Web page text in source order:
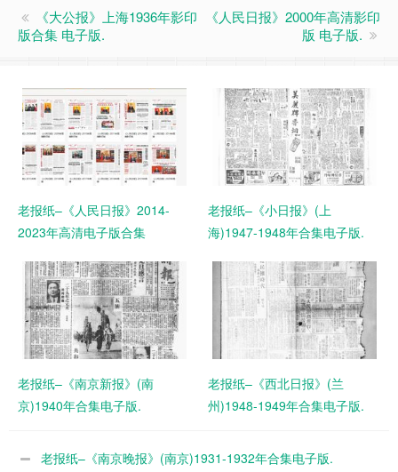
《大公报》上海1936年影印
版合集 电子版.
《人民日报》2000年高清影印
版 电子版.
老报纸–《人民日报》2014-
2023年高清电子版合集
老报纸–《小日报》(上
海)1947-1948年合集电子版.
老报纸–《南京新报》(南
京)1940年合集电子版.
老报纸–《西北日报》(兰
州)1948-1949年合集电子版.
老报纸–《南京晚报》(南京)1931-1932年合集电子版.